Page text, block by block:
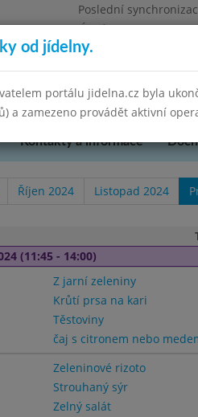
Poslední
Úterý 12.5.2026 8:35
Kontakty a informace
Říjen 2024 Listopad 2024
(11:45 - 14:00)
Z jarní zeleniny
Krůtí prsa na kari
Těstoviny
čaj s citronem nebo
Zeleninové rizoto
Strouhaný sýr
Zelný salát
od jídelny.
portálu jidelna.cz byla
a zamezeno provádět aktivní